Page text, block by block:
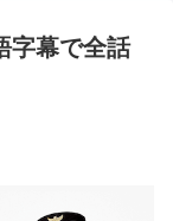
字幕で全話